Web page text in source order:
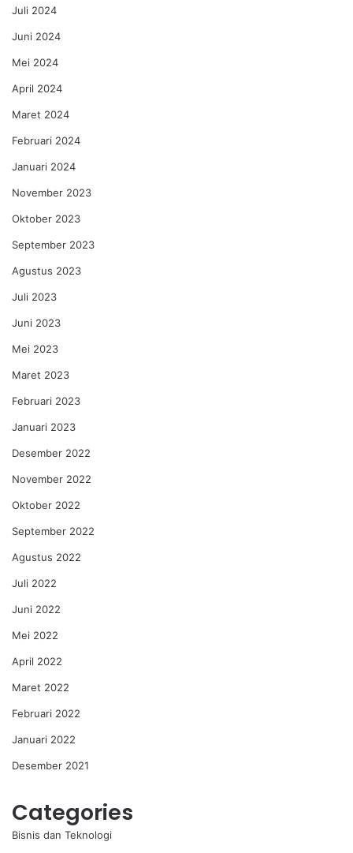
Juli 2024
Juni 2024
Mei 2024
April 2024
Maret 2024
Februari 2024
Januari 2024
November 2023
Oktober 2023
September 2023
Agustus 2023
Juli 2023
Juni 2023
Mei 2023
Maret 2023
Februari 2023
Januari 2023
Desember 2022
November 2022
Oktober 2022
September 2022
Agustus 2022
Juli 2022
Juni 2022
Mei 2022
April 2022
Maret 2022
Februari 2022
Januari 2022
Desember 2021
Categories
Bisnis dan Teknologi